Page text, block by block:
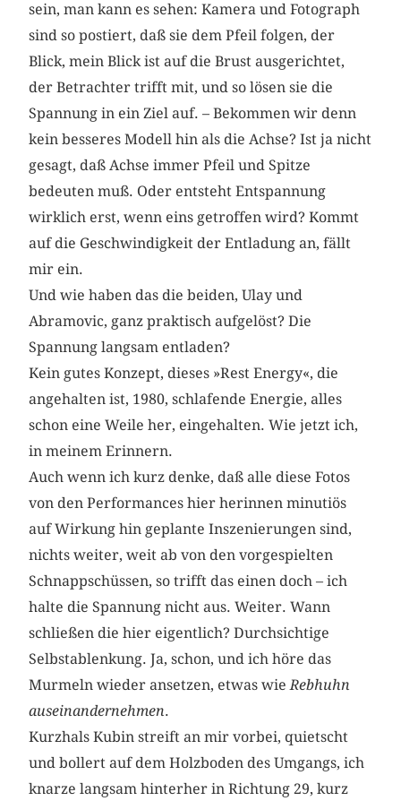
sein, man kann es sehen: Kamera und Fotograph
sind so postiert, daß sie dem Pfeil folgen, der
Blick, mein Blick ist auf die Brust ausgerichtet,
der Betrachter trifft mit, und so lösen sie die
Spannung in ein Ziel auf. – Bekommen wir denn
kein besseres Modell hin als die Achse? Ist ja nicht
gesagt, daß Achse immer Pfeil und Spitze
bedeuten muß. Oder entsteht Entspannung
wirklich erst, wenn eins getroffen wird? Kommt
auf die Geschwindigkeit der Entladung an, fällt
mir ein.
Und wie haben das die beiden, Ulay und
Abramovic, ganz praktisch aufgelöst? Die
Spannung langsam entladen?
Kein gutes Konzept, dieses »Rest Energy«, die
angehalten ist, 1980, schlafende Energie, alles
schon eine Weile her, eingehalten. Wie jetzt ich,
in meinem Erinnern.
Auch wenn ich kurz denke, daß alle diese Fotos
von den Performances hier herinnen minutiös
auf Wirkung hin geplante Inszenierungen sind,
nichts weiter, weit ab von den vorgespielten
Schnappschüssen, so trifft das einen doch – ich
halte die Spannung nicht aus. Weiter. Wann
schließen die hier eigentlich? Durchsichtige
Selbstablenkung. Ja, schon, und ich höre das
Murmeln wieder ansetzen, etwas wieRebhuhn
auseinandernehmen.
Kurzhals Kubin streift an mir vorbei, quietscht
und bollert auf dem Holzboden des Umgangs, ich
knarze langsam hinterher in Richtung 29, kurz